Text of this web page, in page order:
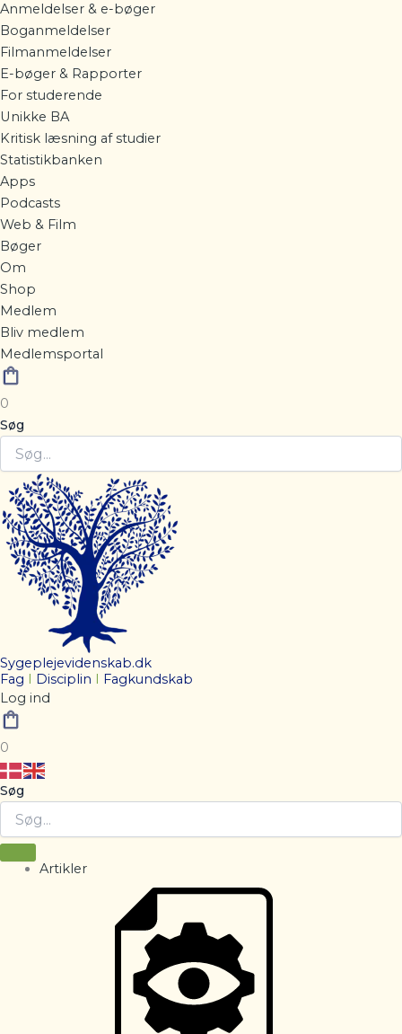
Anmeldelser & e-bøger
Boganmeldelser
Filmanmeldelser
E-bøger & Rapporter
For studerende
Unikke BA
Kritisk læsning af studier
Statistikbanken
Apps
Podcasts
Web & Film
Bøger
Om
Shop
Medlem
Bliv medlem
Medlemsportal
0
Søg
Sygeplejevidenskab.dk
Fag
Disciplin
Fagkundskab
Log ind
0
Søg
Artikler